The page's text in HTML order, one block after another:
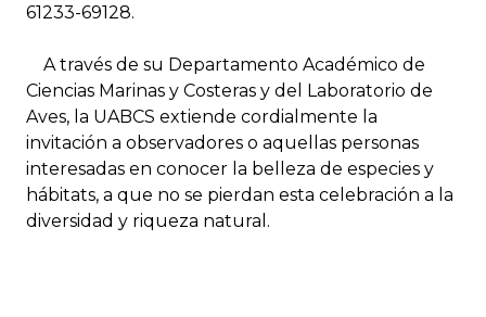
61233-69128.
A través de su Departamento Académico de
Ciencias Marinas y Costeras y del Laboratorio de
Aves, la UABCS extiende cordialmente la
invitación a observadores o aquellas personas
interesadas en conocer la belleza de especies y
hábitats, a que no se pierdan esta celebración a la
diversidad y riqueza natural.